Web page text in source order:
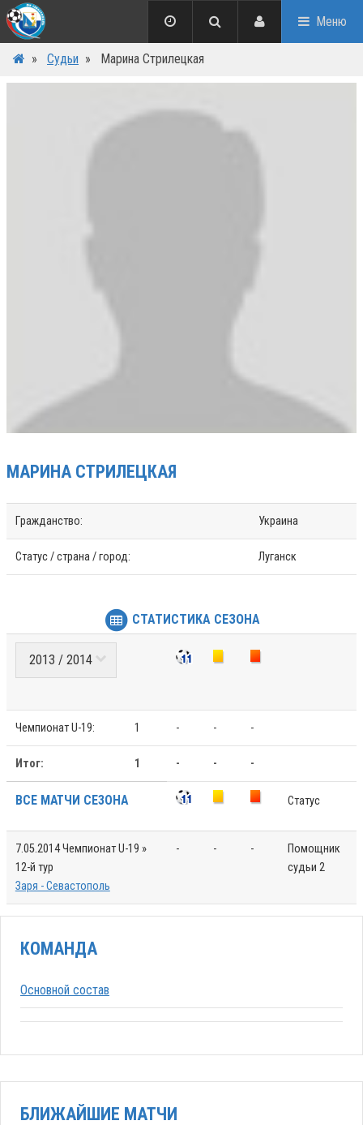
Меню
» Судьи » Марина Стрилецкая
МАРИНА СТРИЛЕЦКАЯ
Гражданство: Украина
Статус / страна / город: Луганск
СТАТИСТИКА СЕЗОНА
Чемпионат U-19: 1 - - -
Итог: 1 - - -
ВСЕ МАТЧИ СЕЗОНА Статус
7.05.2014Чемпионат U-19 »
12-й тур
Заря - Севастополь
- - -
Помощник
судьи 2
КОМАНДА
Основной состав
БЛИЖАЙШИЕ МАТЧИ